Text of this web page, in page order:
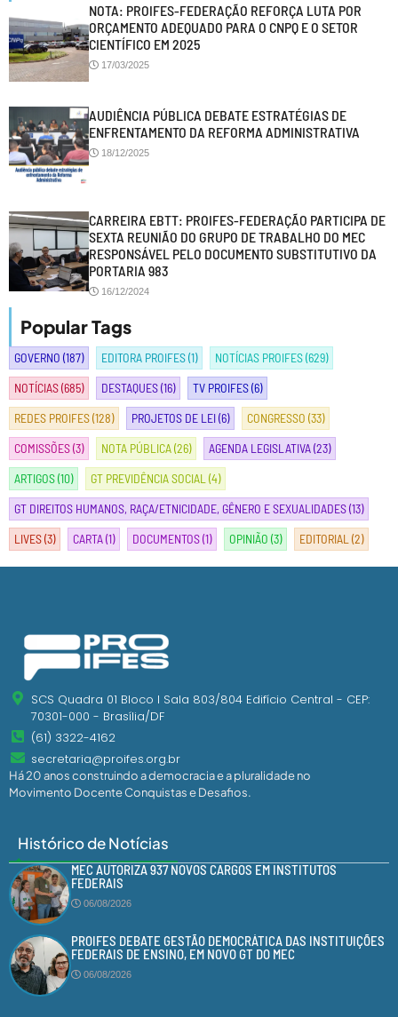
NOTA: PROIFES-FEDERAÇÃO REFORÇA LUTA POR
ORÇAMENTO ADEQUADO PARA O CNPQ E O SETOR
CIENTÍFICO EM 2025
17/03/2025
AUDIÊNCIA PÚBLICA DEBATE ESTRATÉGIAS DE
ENFRENTAMENTO DA REFORMA ADMINISTRATIVA
18/12/2025
CARREIRA EBTT: PROIFES-FEDERAÇÃO PARTICIPA DE
SEXTA REUNIÃO DO GRUPO DE TRABALHO DO MEC
RESPONSÁVEL PELO DOCUMENTO SUBSTITUTIVO DA
PORTARIA 983
16/12/2024
Popular Tags
GOVERNO (187) EDITORA PROIFES(1) NOTÍCIAS PROIFES(629)
NOTÍCIAS(685) DESTAQUES(16) TV PROIFES(6)
REDES PROIFES(128) PROJETOS DE LEI(6) CONGRESSO (33)
COMISSÕES(3) NOTA PÚBLICA(26) AGENDA LEGISLATIVA(23)
ARTIGOS(10) GT PREVIDÊNCIA SOCIAL (4)
GT DIREITOS HUMANOS, RAÇA/ETNICIDADE, GÊNERO E SEXUALIDADES(13)
LIVES(3) CARTA(1) DOCUMENTOS(1) OPINIÃO (3) EDITORIAL (2)
SCS Quadra 01 Bloco I Sala 803/804 Edifício Central - CEP:
70301-000 - Brasília/DF
(61) 3322-4162
secretaria@proifes.org.br
Há 20 anos construindo a democracia e a pluralidade no
Movimento Docente Conquistas e Desafios.
Histórico de Notícias
MEC AUTORIZA 937 NOVOS CARGOS EM INSTITUTOS
FEDERAIS
06/08/2026
PROIFES DEBATE GESTÃO DEMOCRÁTICA DAS INSTITUIÇÕES
FEDERAIS DE ENSINO, EM NOVO GT DO MEC
06/08/2026